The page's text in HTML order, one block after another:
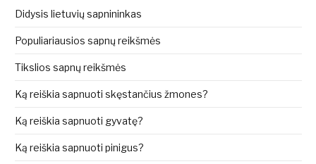
Didysis lietuvių sapnininkas
Populiariausios sapnų reikšmės
Tikslios sapnų reikšmės
Ką reiškia sapnuoti skęstančius žmones?
Ką reiškia sapnuoti gyvatę?
Ką reiškia sapnuoti pinigus?